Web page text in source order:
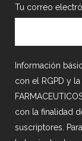
Tu correo
Información
con el RGPD y la
con la finalidad
suscriptores.